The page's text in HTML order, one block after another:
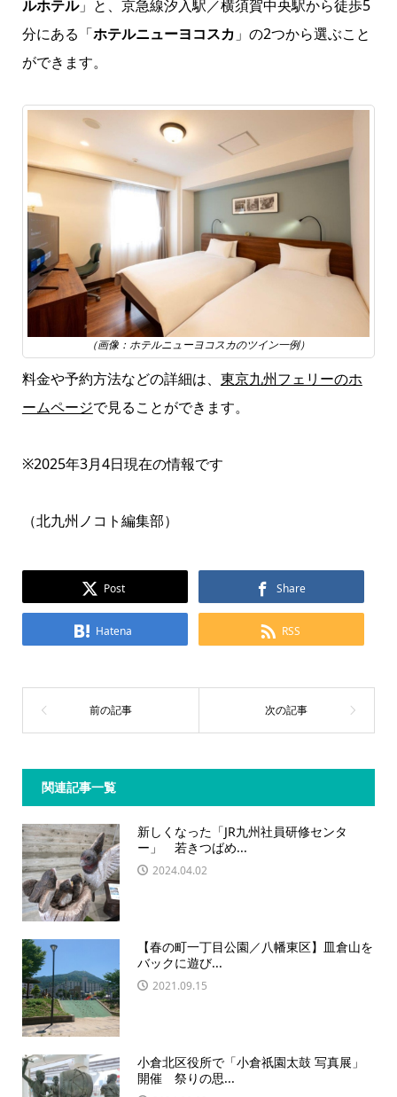
ルホテル」と、京急線汐入駅／横須賀中央駅から徒歩5
分にある「ホテルニューヨコスカ 」の2つから選ぶこと
ができます。
（画像：ホテルニューヨコスカのツイン一例）
料金や予約方法などの詳細は、 東京九州フェリーのホ
ームページで見ることができます。
※2025年3月4日現在の情報です
（北九州ノコト編集部）
Post Share
Hatena RSS
関連記事一覧
新しくなった「JR九州社員研修センタ
ー」 若きつばめ...
2024.04.02
【春の町一丁目公園／八幡東区】皿倉山を
バックに遊び...
2021.09.15
小倉北区役所で「小倉祇園太鼓 写真展」
開催 祭りの思...